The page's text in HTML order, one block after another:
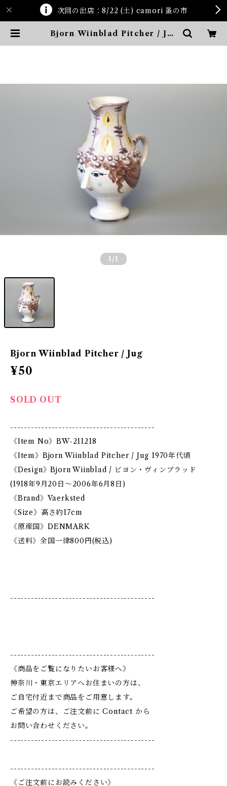
次回の出店：8/22 (土) camori 蚤の市
Bjorn Wiinblad Pitcher / Jug
1 /1
Bjorn Wiinblad Pitcher / Jug
¥50
SOLD OUT
------------------------------------------
《Item No》BW-211218
《Item》Bjorn Wiinblad Pitcher / Jug 1970年代頃
《Design》Bjorn Wiinblad / ビヨン・ヴィンブラッド
(1918年9月20日〜2006年6月8日)
《Brand》Vaerksted
《Size》高さ約17cm
《原産国》DENMARK
《送料》全国一律800円(税込)
------------------------------------------
------------------------------------------
《商品をご覧になりたいお客様へ》
神奈川・東京エリアへお住まいの方は、
ご自宅付近まで商品をご用意します。
ご希望の方は、ご注文前に Contact から
お問い合わせください。
------------------------------------------
------------------------------------------
《ご注文前にお読みください》